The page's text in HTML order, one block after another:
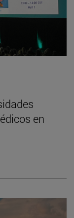
en